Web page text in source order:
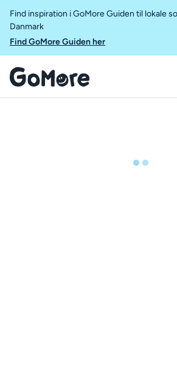
Find inspiration i GoMore Guiden til lokale
Danmark
Find GoMore Guiden her